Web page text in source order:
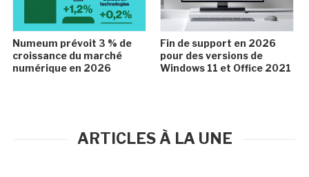
Numeum prévoit 3 % de
croissance du marché
numérique en 2026
Fin de support en 2026
pour des versions de
Windows 11 et Office 2021
ARTICLES À LA UNE